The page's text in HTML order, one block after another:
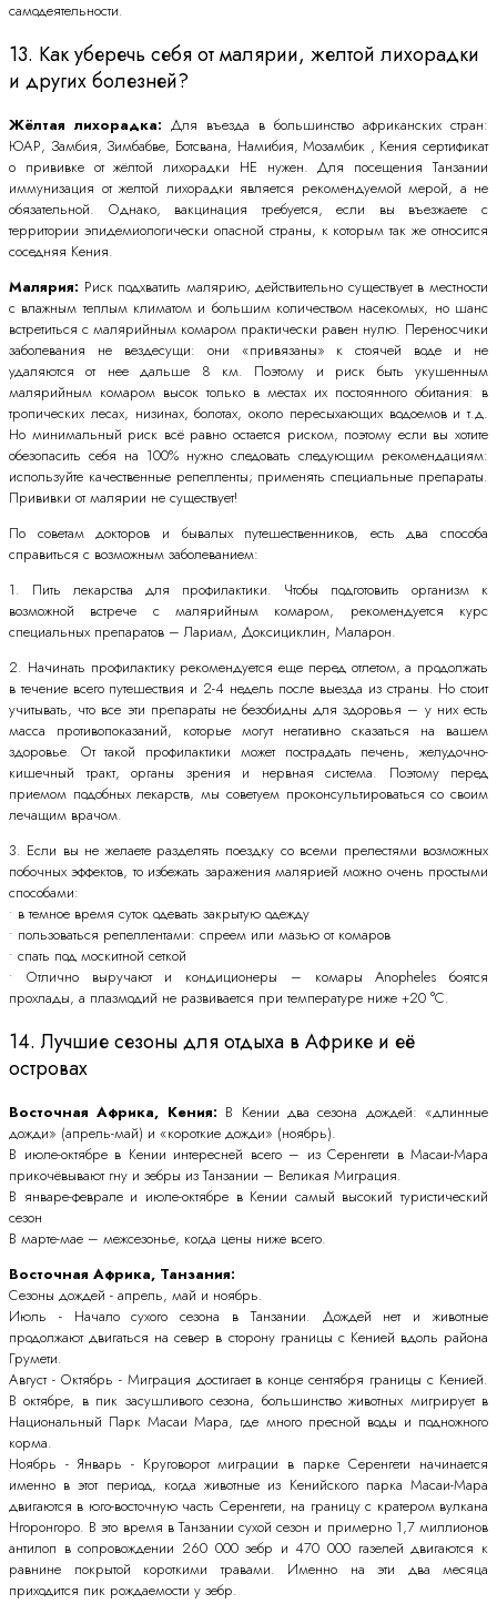
самодеятельности.
13. Как уберечь себя от малярии, желтой лихорадки
и других болезней?
Жёлтая лихорадка: Для въезда в большинство африканских стран:
ЮАР, Замбия, Зимбабве, Ботсвана, Намибия, Мозамбик , Кения сертификат
о прививке от жёлтой лихорадки НЕ нужен. Для посещения Танзании
иммунизация от желтой лихорадки является рекомендуемой мерой, а не
обязательной. Однако, вакцинация требуется, если вы въезжаете с
территории эпидемиологически опасной страны, к которым так же относится
соседняя Кения.
Малярия: Риск подхватить малярию, действительно существует в местности
с влажным теплым климатом и большим количеством насекомых, но шанс
встретиться с малярийным комаром практически равен нулю. Переносчики
заболевания не вездесущи: они «привязаны» к стоячей воде и не
удаляются от нее дальше 8 км. Поэтому и риск быть укушенным
малярийным комаром высок только в местах их постоянного обитания: в
тропических лесах, низинах, болотах, около пересыхающих водоемов и т.д.
Но минимальный риск всё равно остается риском, поэтому если вы хотите
обезопасить себя на 100% нужно следовать следующим рекомендациям:
используйте качественные репелленты; применять специальные препараты.
Прививки от малярии не существует!
По советам докторов и бывалых путешественников, есть два способа
справиться с возможным заболеванием:
1. Пить лекарства для профилактики. Чтобы подготовить организм к
возможной встрече с малярийным комаром, рекомендуется курс
специальных препаратов – Лариам, Доксициклин, Маларон.
2. Начинать профилактику рекомендуется еще перед отлетом, а продолжать
в течение всего путешествия и 2-4 недель после выезда из страны. Но стоит
учитывать, что все эти препараты не безобидны для здоровья – у них есть
масса противопоказаний, которые могут негативно сказаться на вашем
здоровье. От такой профилактики может пострадать печень, желудочно-
кишечный тракт, органы зрения и нервная система. Поэтому перед
приемом подобных лекарств, мы советуем проконсультироваться со своим
лечащим врачом.
3. Если вы не желаете разделять поездку со всеми прелестями возможных
побочных эффектов, то избежать заражения малярией можно очень простыми
способами:
• в темное время суток одевать закрытую одежду
• пользоваться репеллентами: спреем или мазью от комаров
• спать под москитной сеткой
• Отлично выручают и кондиционеры – комары Anopheles боятся
прохлады, а плазмодий не развивается при температуре ниже +20 °C.
14. Лучшие сезоны для отдыха в Африке и её
островах
Восточная Африка, Кения: В Кении два сезона дождей: «длинные
дожди» (апрель-май) и «короткие дожди» (ноябрь).
В июле-октябре в Кении интересней всего – из Серенгети в Масаи-Мара
прикочёвывают гну и зебры из Танзании – Великая Миграция.
В январе-феврале и июле-октябре в Кении самый высокий туристический
сезон
В марте-мае – межсезонье, когда цены ниже всего.
Восточная Африка, Танзания:
Сезоны дождей - апрель, май и ноябрь.
Июль - Начало сухого сезона в Танзании. Дождей нет и животные
продолжают двигаться на север в сторону границы с Кенией вдоль района
Грумети.
Август - Октябрь - Миграция достигает в конце сентября границы с Кенией.
В октябре, в пик засушливого сезона, большинство животных мигрирует в
Национальный Парк Масаи Мара, где много пресной воды и подножного
корма.
Ноябрь - Январь - Круговорот миграции в парке Серенгети начинается
именно в этот период, когда животные из Кенийского парка Масаи-Мара
двигаются в юго-восточную часть Серенгети, на границу с кратером вулкана
Нгоронгоро. В это время в Танзании сухой сезон и примерно 1,7 миллионов
антилоп в сопровождении 260 000 зебр и 470 000 газелей двигаются к
равнине покрытой короткими травами. Именно на эти два месяца
приходится пик рождаемости у зебр.